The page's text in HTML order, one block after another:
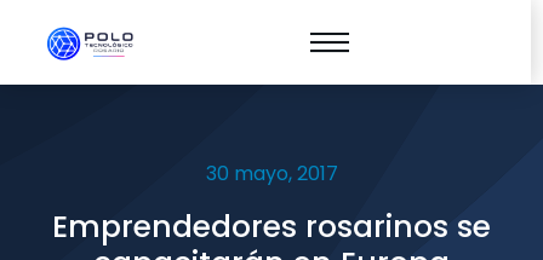
30 mayo, 2017
Emprendedores rosarinos se